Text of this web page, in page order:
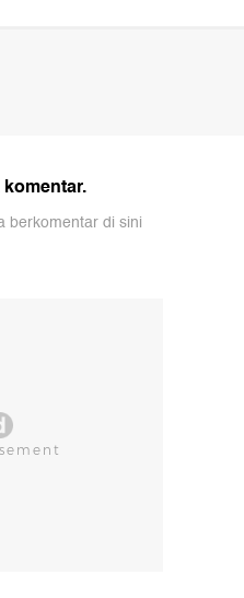
berkomentar di sini